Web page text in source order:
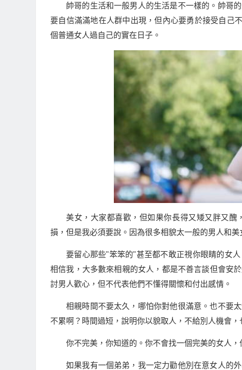
帥哥的生活和一般男人的生活是不一樣的。帥哥
要自信滿滿地在人群中出現，但內心要勇於接受自己
個普通女人過自己的實在日子。
美女，大家都喜歡，但如果你長得又矮又胖又
損，但是我必須要說。因為很多相貌太一般的男人和
要留心那些"笨笨的"甚至都不敢正視你眼睛的女
相信我，大多數來相親的女人，都是不善言談但會安
討男人歡心，但不代表他們不懂得關懷和付出感情。
相親時間不要太久，哪怕你對他很滿意。也不要
不累啊？時間過短，說明你以貌取人，不給別人機會，
你不完美，你知道的。你不會找一個完美的女人
如果我有一個弟弟，我一定力勸他別在意女人的